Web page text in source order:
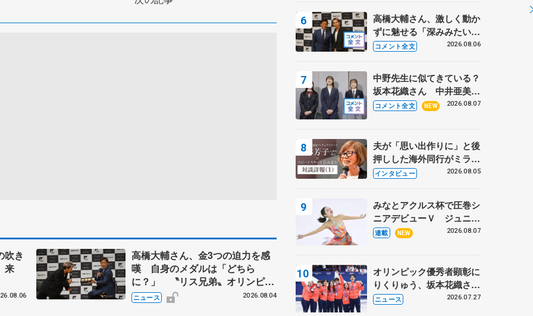
吹き
来
高橋大輔さん、金3つの迫力を感
嘆 自身のメダルは「どちら
に？」 〝リス兄弟〟オリンピッ
ク3連覇の野村忠宏さんと対談
ニュース 2026.08.04
高橋大輔さん、激しく動か
ずに魅せる「深みみたいな
ものは出てきている？」
ド野村忠宏さんと和気あい
あい
コメント全文 2026.08.06
中野先生に似てきている？
坂本花織さん 中井亜美は
クリケットのサマーキャン
部科学省スポーツ表彰
式】
コメント全文 NEW 2026.08.07
夫が「思い出作りに」と後
押しした海外同行がミラノ
まで… 繁華街のリンクで
に 小林芳子さんが振り返
るスケート人生
インタビュー 2026.08.05
みなとアクルス杯で圧巻シ
ニアデビューＶ ジュニア
で４シーズン無敗の島田麻
連載 NEW 2026.08.07
オリンピック優秀者顕彰に
りくりゅう、坂本花織さ
ん、団体メンバーら 8月
ニュース 2026.07.27